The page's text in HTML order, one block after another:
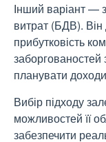
Інший варіант —
витрат (БДВ).
прибутковість
планувати
Вибір підходу
можливостей її
забезпечити